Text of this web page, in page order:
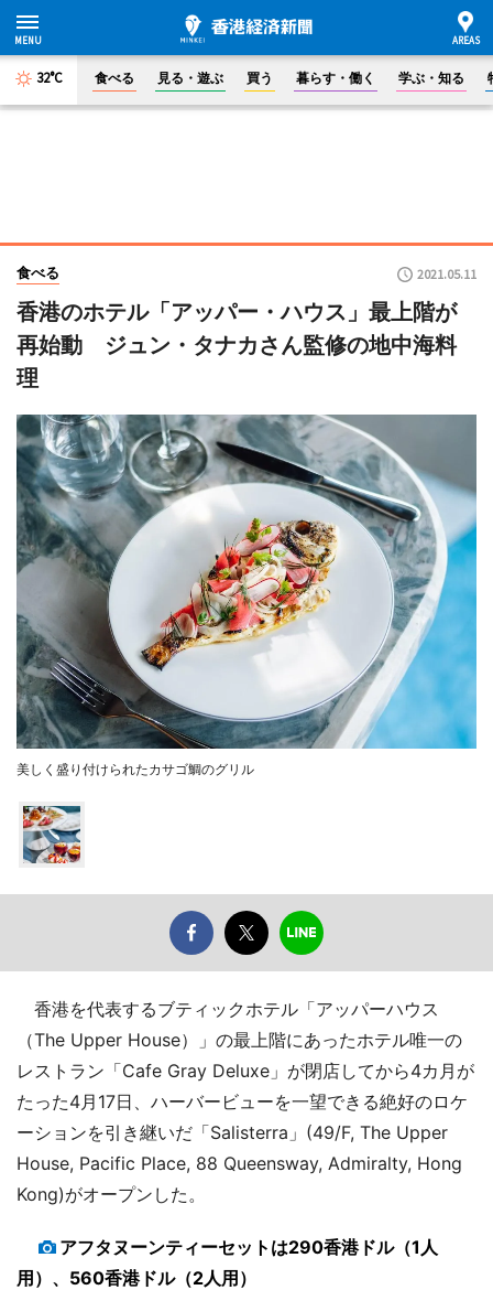
32°C 食べる 見る・遊ぶ 買う 暮らす・働く 学ぶ・知る
食べる 2021.05.11
香港のホテル「アッパー・ハウス」最上階が
再始動 ジュン・タナカさん監修の地中海料
理
美しく盛り付けられたカサゴ鯛のグリル
香港を代表するブティックホテル「アッパーハウス
（The Upper House）」の最上階にあったホテル唯一の
レストラン「Cafe Gray Deluxe」が閉店してから4カ月が
たった4月17日、ハーバービューを一望できる絶好のロケ
ーションを引き継いだ「Salisterra」(49/F, The Upper
House, Pacific Place, 88 Queensway, Admiralty, Hong
Kong)がオープンした。
アフタヌーンティーセットは290香港ドル（1人
用）、560香港ドル（2人用）